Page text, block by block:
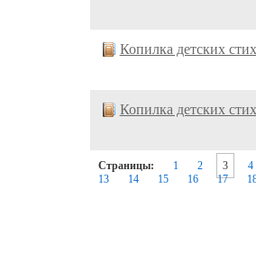
Копилка детских
Копилка детских
Страницы: 1 2 3
4
13
14 15 16 17